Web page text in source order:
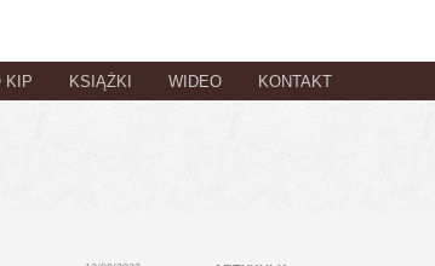
KIP KSIĄŻKI WIDEO KONTAKT